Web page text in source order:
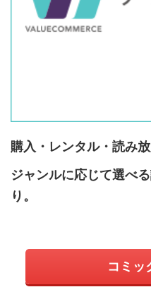
購入・レンタル・読み
ジャンルに応じて選べ
り。
コミッ